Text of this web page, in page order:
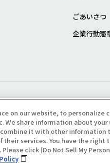
ごあいさつ
企業行動憲
by NOK KLÜBER CO., LTD.
on our website, to
We share information about
it with other information
services. You have the right
click [Do Not Sell My